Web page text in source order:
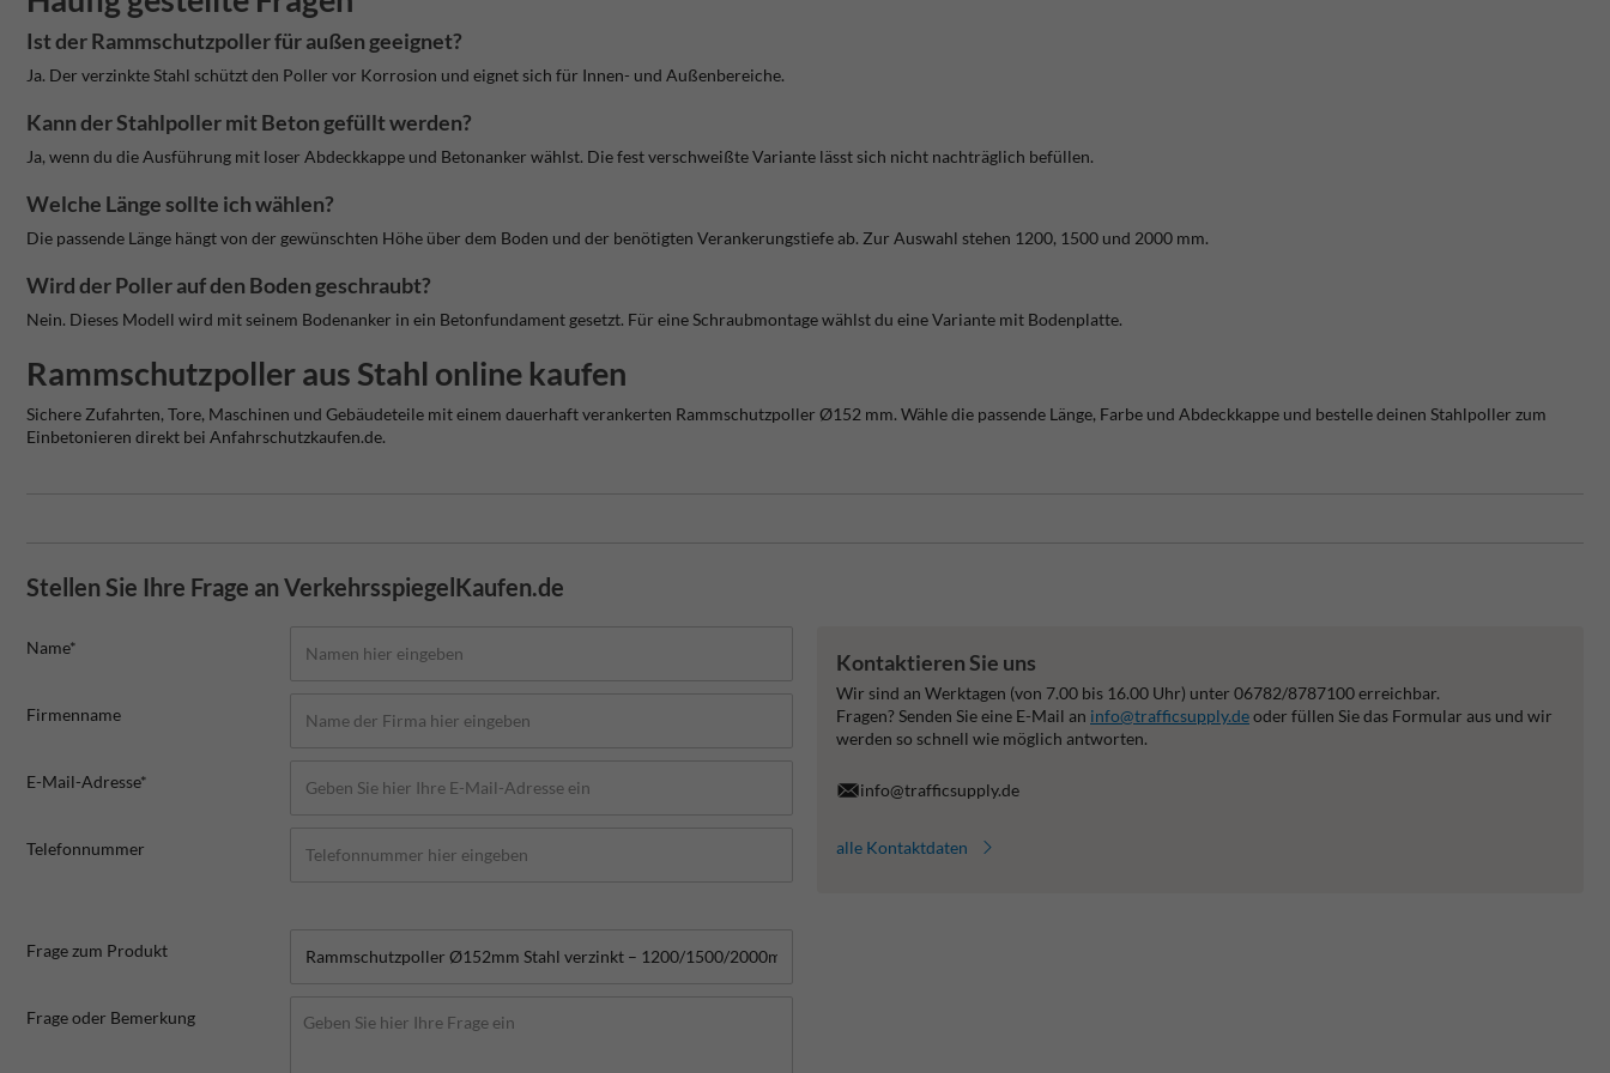
Ist der Rammschutzpoller für außen geeignet?
Ja. Der verzinkte Stahl schützt den Poller vor Korrosion und eignet sich für Innen- und Außenbereiche.
Kann der Stahlpoller mit Beton gefüllt werden?
Ja, wenn du die Ausführung mit loser Abdeckkappe und Betonanker wählst. Die fest verschweißte Variante lässt sich nicht nachträglich befüllen.
Welche Länge sollte ich wählen?
Die passende Länge hängt von der gewünschten Höhe über dem Boden und der benötigten Verankerungstiefe ab. Zur Auswahl stehen 1200, 1500 und 2000 mm.
Wird der Poller auf den Boden geschraubt?
Nein. Dieses Modell wird mit seinem Bodenanker in ein Betonfundament gesetzt. Für eine Schraubmontage wählst du eine Variante mit Bodenplatte.
Rammschutzpoller aus Stahl online kaufen
Sichere Zufahrten, Tore, Maschinen und Gebäudeteile mit einem dauerhaft verankerten Rammschutzpoller Ø152 mm. Wähle die passende Länge, Farbe und Abdeckkappe und bestelle deinen Stahlpoller zum
Einbetonieren direkt bei Anfahrschutzkaufen.de.
Stellen Sie Ihre Frage an VerkehrsspiegelKaufen.de
Name*
Firmenname
E-Mail-Adresse*
Telefonnummer
Frage zum Produkt
Frage oder Bemerkung
Kontaktieren Sie uns
Wir sind an Werktagen (von 7.00 bis 16.00 Uhr) unter 06782/8787100 erreichbar.
Fragen? Senden Sie eine E-Mail an info@trafficsupply.deoder füllen Sie das Formular aus und wir
werden so schnell wie möglich antworten.
info@trafficsupply.de
alle Kontaktdaten